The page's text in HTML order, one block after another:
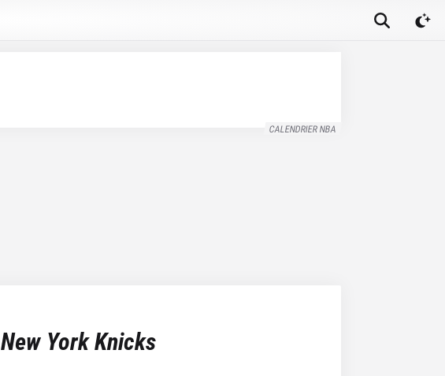
CALENDRIER NBA
New York Knicks